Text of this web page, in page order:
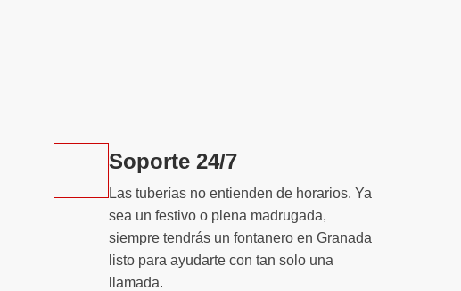
Soporte 24/7
Las tuberías no entienden de horarios. Ya
sea un festivo o plena madrugada,
siempre tendrás un fontanero en Granada
listo para ayudarte con tan solo una
llamada.